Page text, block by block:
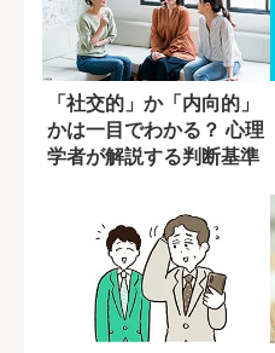
「社交的」か「内向的」
かは一目でわかる？ 心理
学者が解説する判断基準